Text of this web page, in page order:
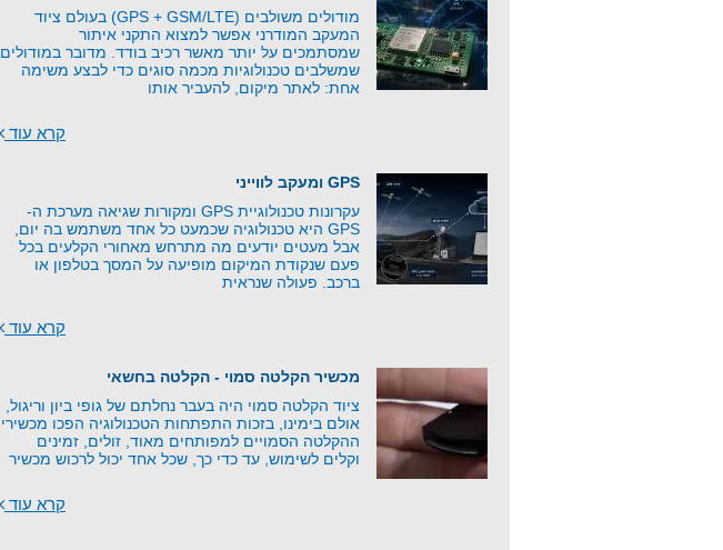
מודולים משולבים (GPS + GSM/LTE) בעולם ציוד
המעקב המודרני אפשר למצוא התקני איתור
שמסתמכים על יותר מאשר רכיב בודד. מדובר במודולים
שמשלבים טכנולוגיות מכמה סוגים כדי לבצע משימה
אחת: לאתר מיקום, להעביר אותו
קרא עוד
GPS ומעקב לווייני
עקרונות טכנולוגיית GPS ומקורות שגיאה מערכת ה-
GPS היא טכנולוגיה שכמעט כל אחד משתמש בה יום,
אבל מעטים יודעים מה מתרחש מאחורי הקלעים בכל
פעם שנקודת המיקום מופיעה על המסך בטלפון או
ברכב. פעולה שנראית
קרא עוד
מכשיר הקלטה סמוי - הקלטה בחשאי
ציוד הקלטה סמוי היה בעבר נחלתם של גופי ביון וריגול,
אולם בימינו, בזכות התפתחות הטכנולוגיה הפכו מכשירי
ההקלטה הסמויים למפותחים מאוד, זולים, זמינים
וקלים לשימוש, עד כדי כך, שכל אחד יכול לרכוש מכשיר
קרא עוד